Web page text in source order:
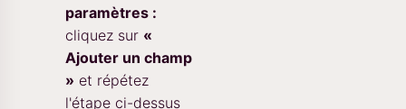
paramètres :
cliquez sur «
Ajouter un champ
» et répétez
l'étape ci-dessus